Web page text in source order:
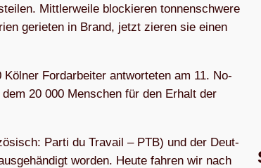
Mittler­weile blo­ckie­ren ton­nen­schwere
gerie­ten in Brand, jetzt zie­ren sie einen
Ford­arbei­ter antwor­teten am 11. No­
20 000 Men­schen für den Erhalt der
Parti du Tra­vail – PTB) und der Deut­
wor­den. Heute fah­ren wir nach